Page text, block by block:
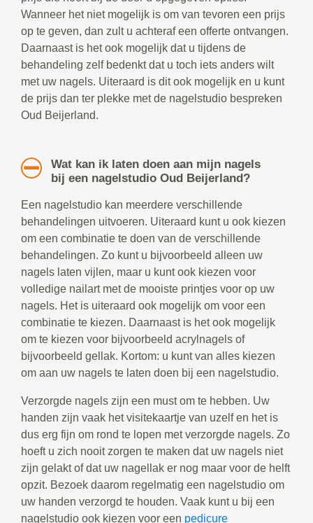
Wanneer het niet mogelijk is om van tevoren een prijs
op te geven, dan zult u achteraf een offerte ontvangen.
Daarnaast is het ook mogelijk dat u tijdens de
behandeling zelf bedenkt dat u toch iets anders wilt
met uw nagels. Uiteraard is dit ook mogelijk en u kunt
de prijs dan ter plekke met de nagelstudio bespreken
Oud Beijerland.
Wat kan ik laten doen aan mijn nagels
bij een nagelstudio Oud Beijerland?
Een nagelstudio kan meerdere verschillende
behandelingen uitvoeren. Uiteraard kunt u ook kiezen
om een combinatie te doen van de verschillende
behandelingen. Zo kunt u bijvoorbeeld alleen uw
nagels laten vijlen, maar u kunt ook kiezen voor
volledige nailart met de mooiste printjes voor op uw
nagels. Het is uiteraard ook mogelijk om voor een
combinatie te kiezen. Daarnaast is het ook mogelijk
om te kiezen voor bijvoorbeeld acrylnagels of
bijvoorbeeld gellak. Kortom: u kunt van alles kiezen
om aan uw nagels te laten doen bij een nagelstudio.
Verzorgde nagels zijn een must om te hebben. Uw
handen zijn vaak het visitekaartje van uzelf en het is
dus erg fijn om rond te lopen met verzorgde nagels. Zo
hoeft u zich nooit zorgen te maken dat uw nagels niet
zijn gelakt of dat uw nagellak er nog maar voor de helft
opzit. Bezoek daarom regelmatig een nagelstudio om
uw handen verzorgd te houden. Vaak kunt u bij een
nagelstudio ook kiezen voor een pedicure